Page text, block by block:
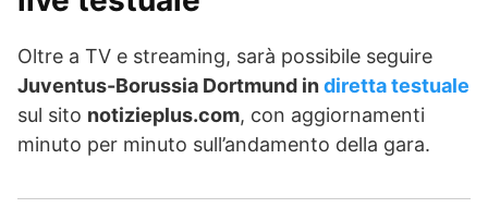
Oltre a TV e streaming, sarà possibile seguire
Juventus-Borussia Dortmund indiretta testuale
sul sito notizieplus.com, con aggiornamenti
minuto per minuto sull’andamento della gara.